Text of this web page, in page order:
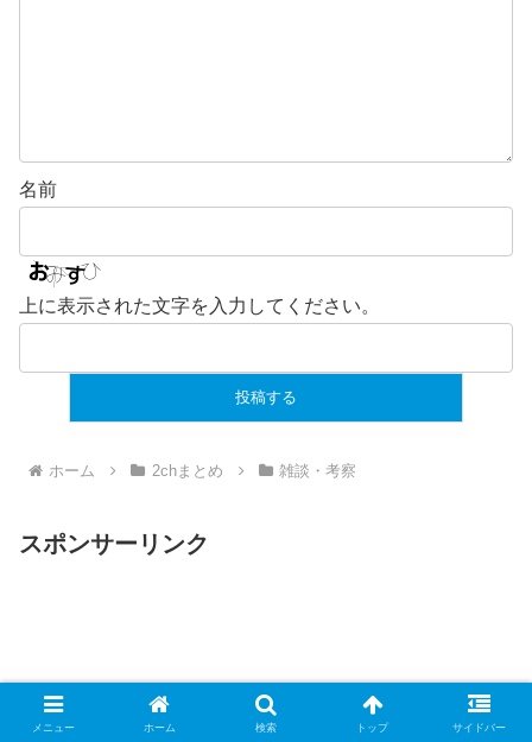
名前
上に表示された文字を入力してください。
ホーム 2chまとめ 雑談・考察
スポンサーリンク
メニュー ホーム 検索 トップ サイドバー